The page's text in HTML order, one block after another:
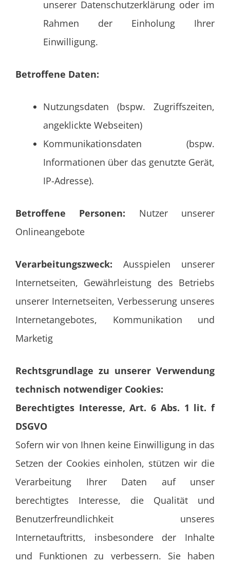
unserer Datenschutzerklärung oder im
Rahmen der Einholung Ihrer
Einwilligung.
Betroffene Daten:
Nutzungsdaten (bspw. Zugriffszeiten,
angeklickte Webseiten)
Kommunikationsdaten (bspw.
Informationen über das genutzte Gerät,
IP-Adresse).
Betroffene Personen: Nutzer unserer
Onlineangebote
Verarbeitungszweck: Ausspielen unserer
Internetseiten, Gewährleistung des Betriebs
unserer Internetseiten, Verbesserung unseres
Internetangebotes, Kommunikation und
Marketig
Rechtsgrundlage zu unserer Verwendung
technisch notwendiger Cookies:
Berechtigtes Interesse, Art. 6 Abs. 1 lit. f
DSGVO
Sofern wir von Ihnen keine Einwilligung in das
Setzen der Cookies einholen, stützen wir die
Verarbeitung Ihrer Daten auf unser
berechtigtes Interesse, die Qualität und
Benutzerfreundlichkeit unseres
Internetauftritts, insbesondere der Inhalte
und Funktionen zu verbessern. Sie haben